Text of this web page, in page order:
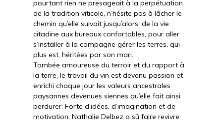
pourtant rien ne presageait à la perpétuation
de la tradition viticole, n’hésite pas à lâcher le
chemin qu’elle suivait jusqu’alors, de la vie
citadine aux bureaux confortables, pour aller
s’installer à la campagne gérer les terres, qui
plus est, héritées par son mari.
Tombée amoureuse du terroir et du rapport à
la terre, le travail du vin est devenu passion et
enrichi chaque jour les valeurs ancestrales
paysannes devenues siennes qu’elle fait ainsi
perdurer. Forte d’idées, d’imagination et de
motivation, Nathalie Delbez a sû faire revivre